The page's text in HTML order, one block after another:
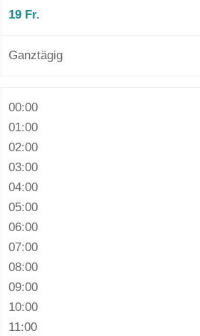
19 Fr.
Ganztägig
00:00
01:00
02:00
03:00
04:00
05:00
06:00
07:00
08:00
09:00
10:00
11:00